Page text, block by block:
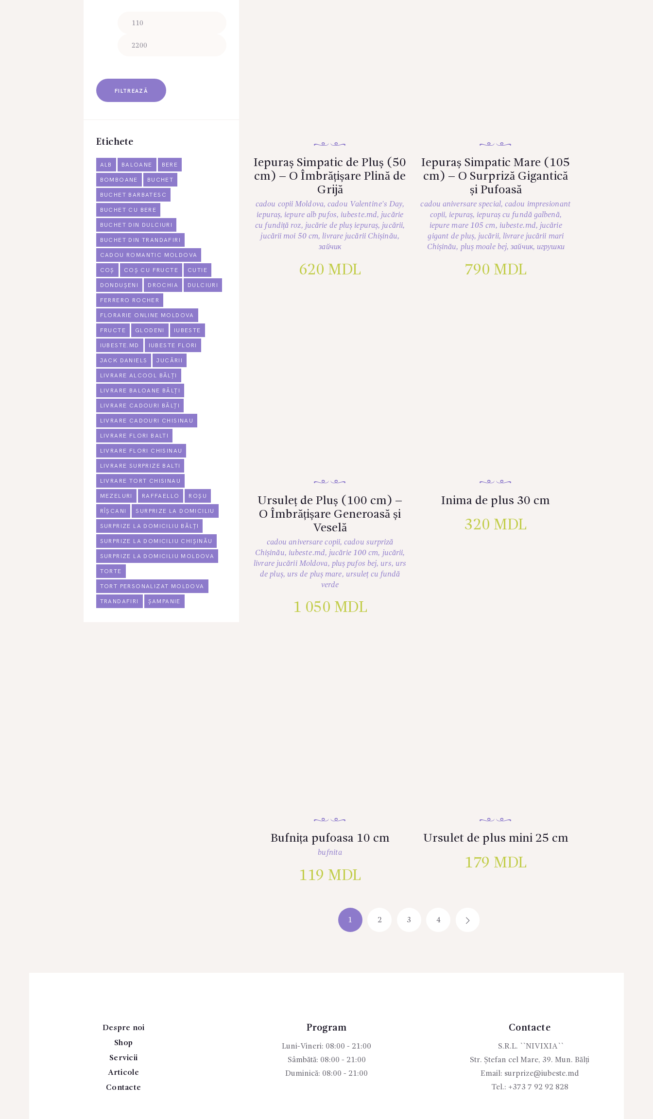
Iepuraș Simpatic de Pluș (50
cm) – O Îmbrățișare Plină de
Grijă
cadou copii Moldova,cadou Valentine's Day,
iepuraș, iepure alb pufos, iubeste.md, jucărie
cu fundiță roz, jucărie de pluș iepuraș, jucării,
jucării moi 50 cm, livrare jucării Chișinău,
зайчик
620 MDL
Iepuraș Simpatic Mare (105
cm) – O Surpriză Gigantică
și Pufoasă
cadou aniversare special,cadou impresionant
copii, iepuraș, iepuraș cu fundă galbenă,
iepure mare 105 cm, iubeste.md, jucărie
gigant de pluș, jucării, livrare jucării mari
Chișinău, pluș moale bej,зайчик, игрушки
790 MDL
Ursuleț de Pluș (100 cm) –
O Îmbrățișare Generoasă și
Veselă
cadou aniversare copii,cadou surpriză
Chișinău, iubeste.md, jucărie 100 cm, jucării,
livrare jucării Moldova, pluș pufos bej, urs, urs
de pluș, urs de pluș mare, ursuleț cu fundă
verde
1 050 MDL
Inima de plus 30 cm
320 MDL
Bufnița pufoasa 10 cm
bufnita
119 MDL
Ursulet de plus mini 25 cm
179 MDL
1 2 3 4
minim
FILTREAZĂ
Etichete
ALB BALOANE BERE
BOMBOANE BUCHET
BUCHET BARBATESC
BUCHET CU BERE
BUCHET DIN DULCIURI
BUCHET DIN TRANDAFIRI
CADOU ROMANTIC MOLDOVA
COȘ COȘ CU FRUCTE CUTIE
DONDUȘENI DROCHIA DULCIURI
FERRERO ROCHER
FLORARIE ONLINE MOLDOVA
FRUCTE GLODENI IUBESTE
IUBESTE.MD IUBESTE FLORI
JACK DANIELS JUCĂRII
LIVRARE ALCOOL BĂLȚI
LIVRARE BALOANE BĂLȚI
LIVRARE CADOURI BĂLȚI
LIVRARE CADOURI CHISINAU
LIVRARE FLORI BALTI
LIVRARE FLORI CHISINAU
LIVRARE SURPRIZE BALTI
LIVRARE TORT CHISINAU
MEZELURI RAFFAELLO ROȘU
RÎȘCANI SURPRIZE LA DOMICILIU
SURPRIZE LA DOMICILIU BĂLȚI
SURPRIZE LA DOMICILIU CHIȘINĂU
SURPRIZE LA DOMICILIU MOLDOVA
TORTE
TORT PERSONALIZAT MOLDOVA
TRANDAFIRI ȘAMPANIE
Despre noi
Shop
Servicii
Articole
Contacte
Program
Luni-Vineri: 08:00 - 21:00
Sâmbătă: 08:00 - 21:00
Duminică: 08:00 - 21:00
Contacte
S.R.L. ``NIVIXIA``
Str. Ștefan cel Mare, 39. Mun. Bălți
Email: surprize@iubeste.md
Tel.: +373 7 92 92 828